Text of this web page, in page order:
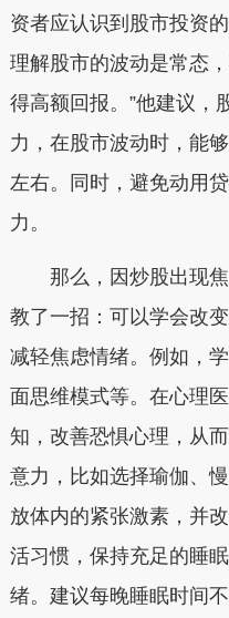
资者应认识到股市投资
理解股市的波动是常态
得高额回报。”他建议，
力，在股市波动时，能
左右。同时，避免动用
力。
那么，因炒股出现焦
教了一招：可以学会改
减轻焦虑情绪。例如，
面思维模式等。在心理
知，改善恐惧心理，从
意力，比如选择瑜伽、
放体内的紧张激素，并
活习惯，保持充足的睡
绪。建议每晚睡眠时间不